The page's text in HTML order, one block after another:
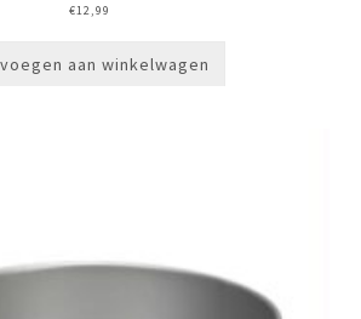
€12,99
aan winkelwagen